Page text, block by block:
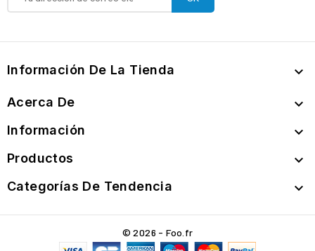
Información De La Tienda 
Acerca De 
Información 
Productos 
Categorías De Tendencia 
© 2026 - Foo.fr